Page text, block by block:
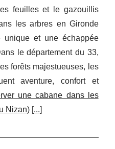
feuilles et le gazouillis
les arbres en Gironde
unique et une échappée
le département du 33,
forêts majestueuses, les
aventure, confort et
une cabane dans les
Nizan) [...]